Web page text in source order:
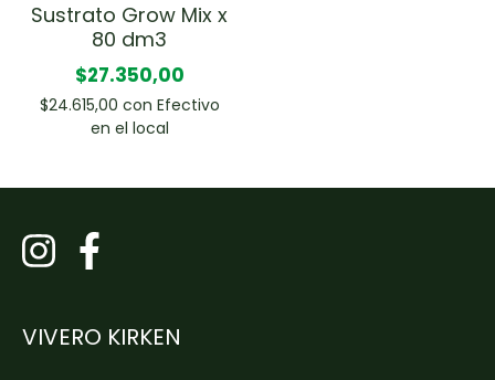
Sustrato Grow Mix x
80 dm3
$27.350,00
$24.615,00 con Efectivo
en el local
VIVERO KIRKEN